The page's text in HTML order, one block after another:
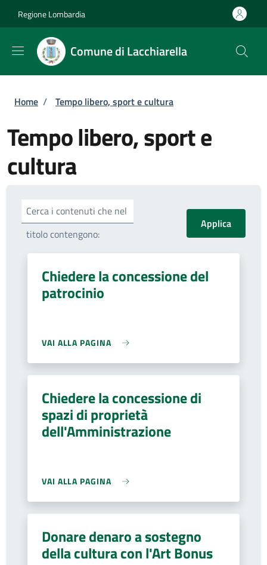
Regione Lombardia
Comune di Lacchiarella
Briciole di pane
Home / Tempo libero, sport e cultura
Tempo libero, sport e
cultura
Cerca i contenuti che nel
titolo contengono:
Chiedere la concessione del
patrocinio
VAI ALLA PAGINA
Chiedere la concessione di
spazi di proprietà
dell'Amministrazione
VAI ALLA PAGINA
Donare denaro a sostegno
della cultura con l'Art Bonus